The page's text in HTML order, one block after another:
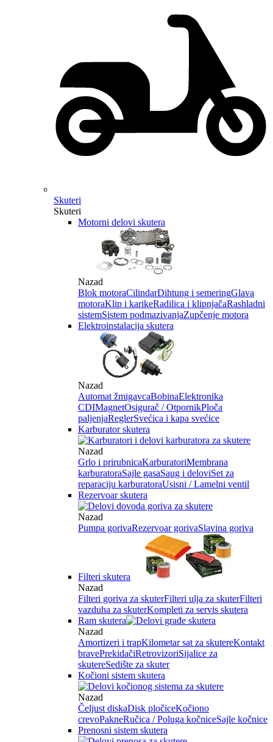
Skuteri
Skuteri
Motorni delovi skutera
Nazad
Blok motoraCilindarDihtung i semeringGlava
motoraKlip i karikeRadilica i klipnjačaRashladni
sistemSistem podmazivanjaZupčenje motora
Elektroinstalacija skutera
Nazad
Automat žmigavcaBobinaElektronika
CDIMagnetOsigurač / OtpornikPloča
paljenjaReglerSvećica i kapa svećice
Karburator skutera
Nazad
Grlo i prirubnicaKarburatoriMembrana
karburatoraSajle gasaSaug i deloviSet za
reparaciju karburatoraUsisni / Lamelni ventil
Rezervoar skutera
Nazad
Pumpa gorivaRezervoar gorivaSlavina goriva
Filteri skutera
Nazad
Filteri goriva za skuterFilteri ulja za skuterFilteri
vazduha za skuterKompleti za servis skutera
Ram skutera
Nazad
Amortizeri i trapKilometar sat za skutereKontakt
bravePrekidačiRetrovizoriSijalice za
skutereSedište za skuter
Kočioni sistem skutera
Nazad
Čeljust diskaDisk pločiceKočiono
crevoPakneRučica / Poluga kočniceSajle kočnice
Prenosni sistem skutera